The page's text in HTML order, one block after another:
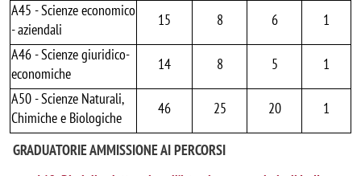
A45 - Scienze economico
- aziendali
15 8 6
1
A46 - Scienze giuridico-
economiche
14 8 5
1
A50 - Scienze Naturali,
Chimiche e Biologiche
46 25 20 1
GRADUATORIE AMMISSIONE AI PERCORSI